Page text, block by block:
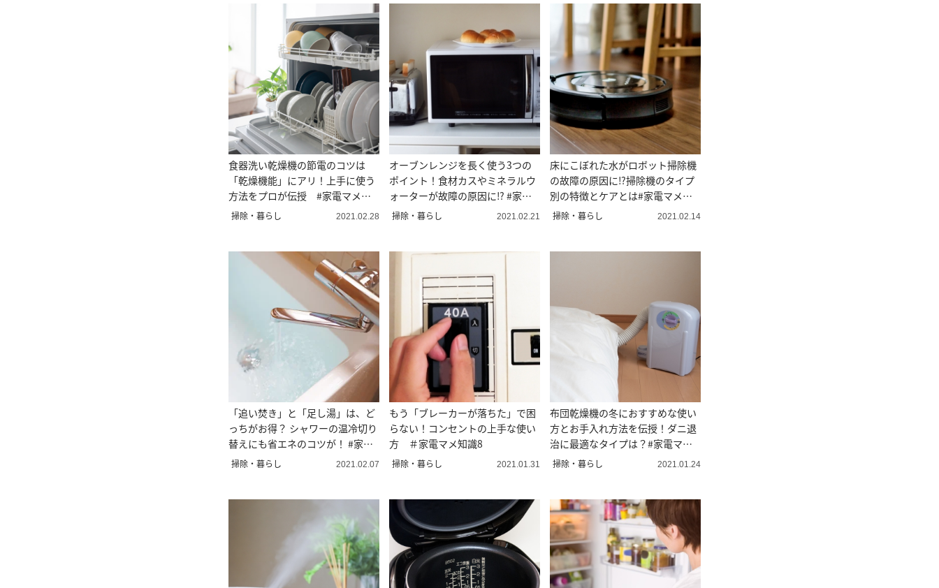
食器洗い乾燥機の節電のコツは
「乾燥機能」にアリ！上手に使う
方法をプロが伝授 #家電マメ知
識12
掃除・暮らし 2021.02.28
オーブンレンジを長く使う3つの
ポイント！食材カスやミネラルウ
ォーターが故障の原因に⁉︎ #家電
マメ知識11
掃除・暮らし 2021.02.21
床にこぼれた水がロボット掃除機
の故障の原因に⁉︎掃除機のタイプ
別の特徴とケアとは#家電マメ知
識10
掃除・暮らし 2021.02.14
「追い焚き」と「足し湯」は、ど
っちがお得？ シャワーの温冷切り
替えにも省エネのコツが！ #家電
マメ知識9
掃除・暮らし 2021.02.07
もう「ブレーカーが落ちた」で困
らない！コンセントの上手な使い
方 ＃家電マメ知識8
掃除・暮らし 2021.01.31
布団乾燥機の冬におすすめな使い
方とお手入れ方法を伝授！ダニ退
治に最適なタイプは？#家電マメ
知識7
掃除・暮らし 2021.01.24